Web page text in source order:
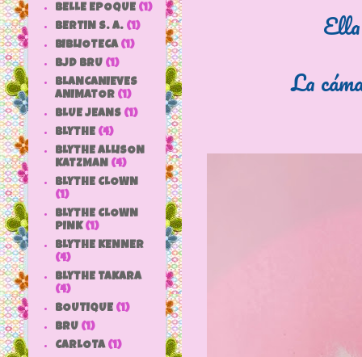
La
BELLE EPOQUE (1)
BERTIN S. A. (1)
BIBLIOTECA (1)
BJD BRU (1)
BLANCANIEVES
ANIMATOR (1)
BLUE JEANS (1)
BLYTHE (4)
BLYTHE ALLISON
KATZMAN (4)
BLYTHE CLOWN
(1)
BLYTHE CLOWN
PINK (1)
BLYTHE KENNER
(4)
BLYTHE TAKARA
(4)
BOUTIQUE (1)
BRU (1)
CARLOTA (1)